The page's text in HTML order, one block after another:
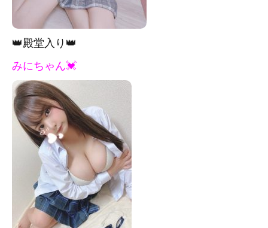
👑殿堂入り👑
みにちゃん💓